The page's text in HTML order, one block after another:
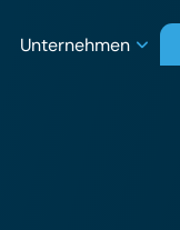
Unternehmen